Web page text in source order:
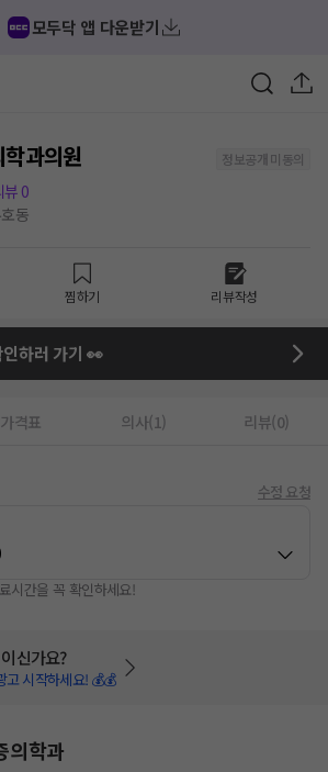
모두닥 앱 다운받기
과의원
정보공개 미동의
뷰 0
동
찜하기 리뷰작성
인하러 가기 👀
가격표 의사(1) 리뷰(0)
수정 요청
시간을 꼭 확인하세요!
신가요?
고 시작하세요! 💰💰
의학과